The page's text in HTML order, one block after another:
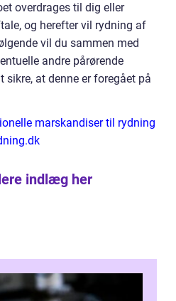
overdrages til dig eller
og herefter vil rydning af
vil du sammen med
andre pårørende
sikre, at denne er foregået på
marskandiser til rydning
indlæg her